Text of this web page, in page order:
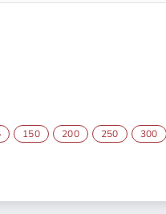
150 200 250 300